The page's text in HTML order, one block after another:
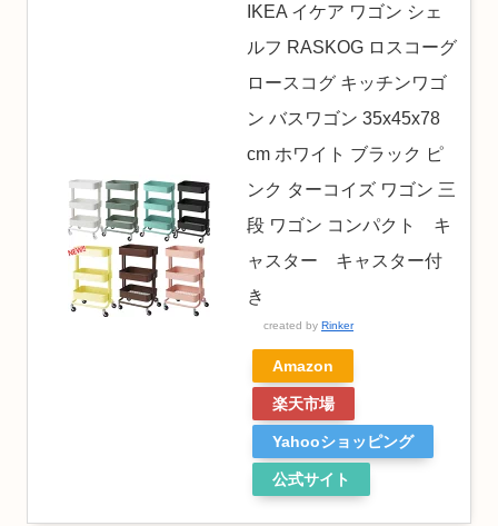
IKEA イケア ワゴン シェ
ルフ RASKOG ロスコーグ
ロースコグ キッチンワゴ
ン バスワゴン 35x45x78
cm ホワイト ブラック ピ
ンク ターコイズ ワゴン 三
段 ワゴン コンパクト キ
ャスター キャスター付
き
created by Rinker
Amazon
楽天市場
Yahooショッピング
公式サイト